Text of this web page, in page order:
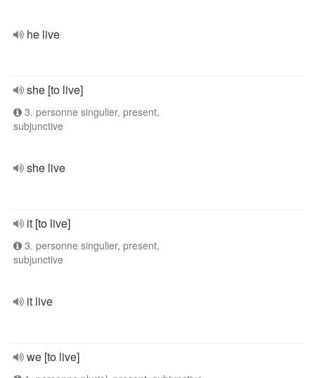
he live
she [to live]
3. personne singulier, present,
subjunctive
she live
it [to live]
3. personne singulier, present,
subjunctive
it live
we [to live]